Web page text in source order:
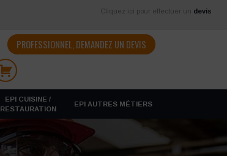
Cliquez ici pour effectuer un devis
PROFESSIONNEL, DEMANDEZ UN DEVIS
EPI CUISINE /
RESTAURATION
EPI AUTRES MÉTIERS